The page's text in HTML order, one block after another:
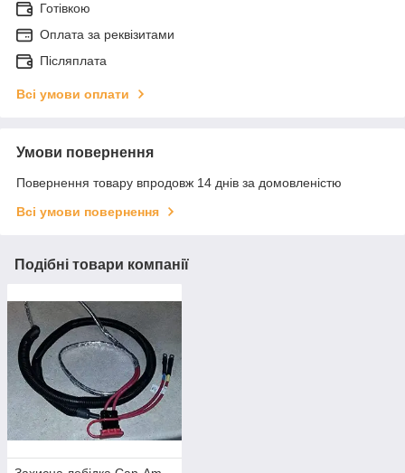
Готівкою
Оплата за реквізитами
Післяплата
Всі умови оплати
Умови повернення
Повернення товару впродовж 14 днів за домовленістю
Всі умови повернення
Подібні товари компанії